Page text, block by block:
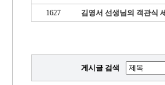
1627 김영서 선생님의 객관식
게시글 검색